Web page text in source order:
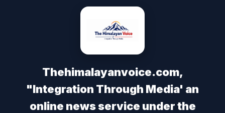
Thehimalayanvoice.com,
"Integration Through Media' an
online news service under the